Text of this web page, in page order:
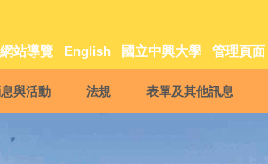
網站導覽 English 國立中興大學 管理頁面
與活動 法規 表單及其他訊息